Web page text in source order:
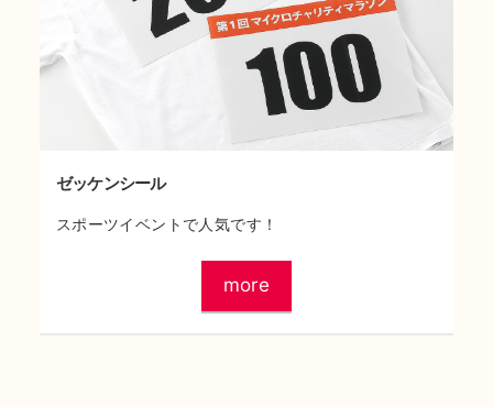
ゼッケンシール
スポーツイベントで人気です！
more